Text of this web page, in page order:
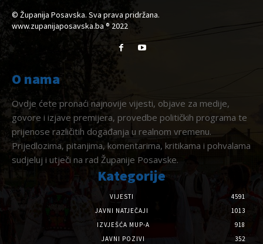
© Županija Posavska. Sva prava pridržana.
www.zupanijaposavska.ba ® 2022
O nama
Ovdje ćete pronaći najnovije vijesti, objave za medije,
govore i izjave premijera, provedbe političkih programa te
prijenose različitih događanja u realnom vremenu.
Prijedlozima, pitanjima, komentarima, kritikama i pohvalama
sudjeluj i utječi na rad Županije Posavske.
Kategorije
VIJESTI
4591
JAVNI NATJEČAJI
1013
IZVJEŠĆA MUP-A
918
JAVNI POZIVI
352